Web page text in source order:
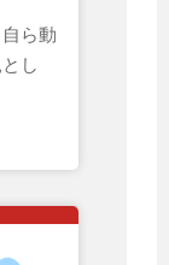
ら動
し